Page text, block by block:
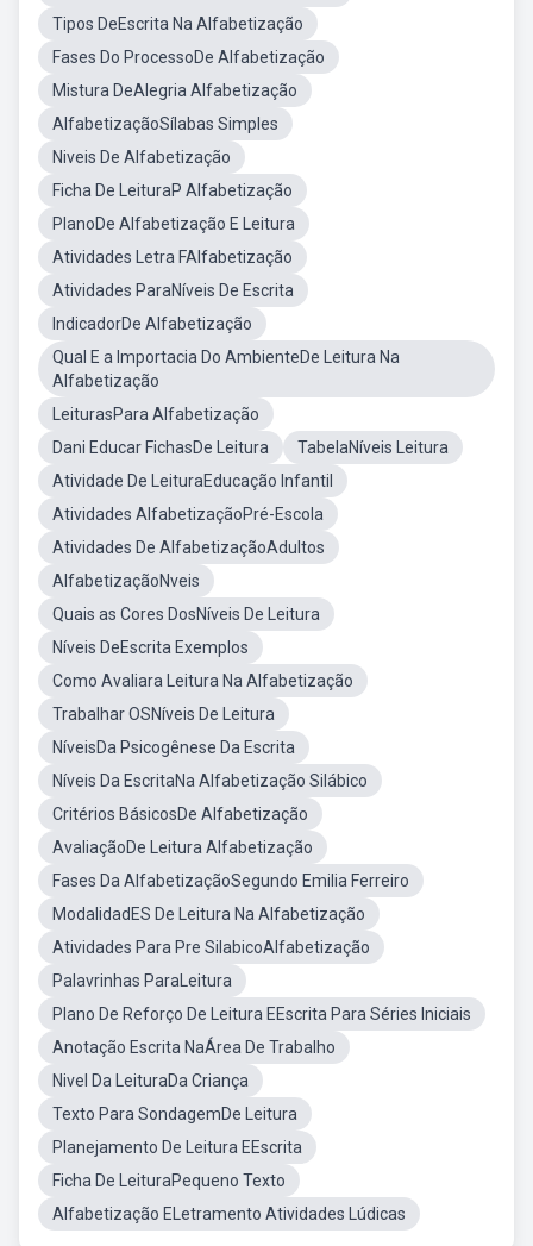
Tipos DeEscrita Na Alfabetização
Fases Do ProcessoDe Alfabetização
Mistura DeAlegria Alfabetização
AlfabetizaçãoSílabas Simples
Niveis De Alfabetização
Ficha De LeituraP Alfabetização
PlanoDe Alfabetização E Leitura
Atividades Letra FAlfabetização
Atividades ParaNíveis De Escrita
IndicadorDe Alfabetização
Qual E a Importacia Do AmbienteDe Leitura Na
Alfabetização
LeiturasPara Alfabetização
Dani Educar FichasDe Leitura
TabelaNíveis Leitura
Atividade De LeituraEducação Infantil
Atividades AlfabetizaçãoPré-Escola
Atividades De AlfabetizaçãoAdultos
AlfabetizaçãoNveis
Quais as Cores DosNíveis De Leitura
Níveis DeEscrita Exemplos
Como Avaliara Leitura Na Alfabetização
Trabalhar OSNíveis De Leitura
NíveisDa Psicogênese Da Escrita
Níveis Da EscritaNa Alfabetização Silábico
Critérios BásicosDe Alfabetização
AvaliaçãoDe Leitura Alfabetização
Fases Da AlfabetizaçãoSegundo Emilia Ferreiro
ModalidadES De Leitura Na Alfabetização
Atividades Para Pre SilabicoAlfabetização
Palavrinhas ParaLeitura
Plano De Reforço De Leitura EEscrita Para Séries Iniciais
Anotação Escrita NaÁrea De Trabalho
Nivel Da LeituraDa Criança
Texto Para SondagemDe Leitura
Planejamento De Leitura EEscrita
Ficha De LeituraPequeno Texto
Alfabetização ELetramento Atividades Lúdicas